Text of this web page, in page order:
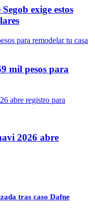
exige estos
mil pesos para
2026 abre
tras caso Dafne